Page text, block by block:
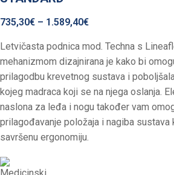
735,30€ – 1.589,40€
Letvičasta podnica mod. Techna s
mehanizmom dizajnirana je kako bi
prilagodbu krevetnog sustava i
kojeg madraca koji se na njega oslanja.
naslona za leđa i nogu također vam
prilagođavanje položaja i nagiba sustava
savršenu ergonomiju.